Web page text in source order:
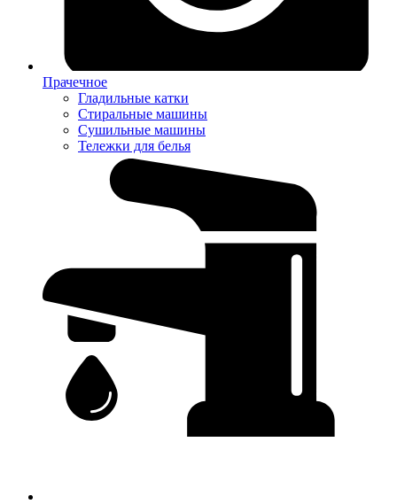
Прачечное
Гладильные катки
Стиральные машины
Сушильные машины
Тележки для белья